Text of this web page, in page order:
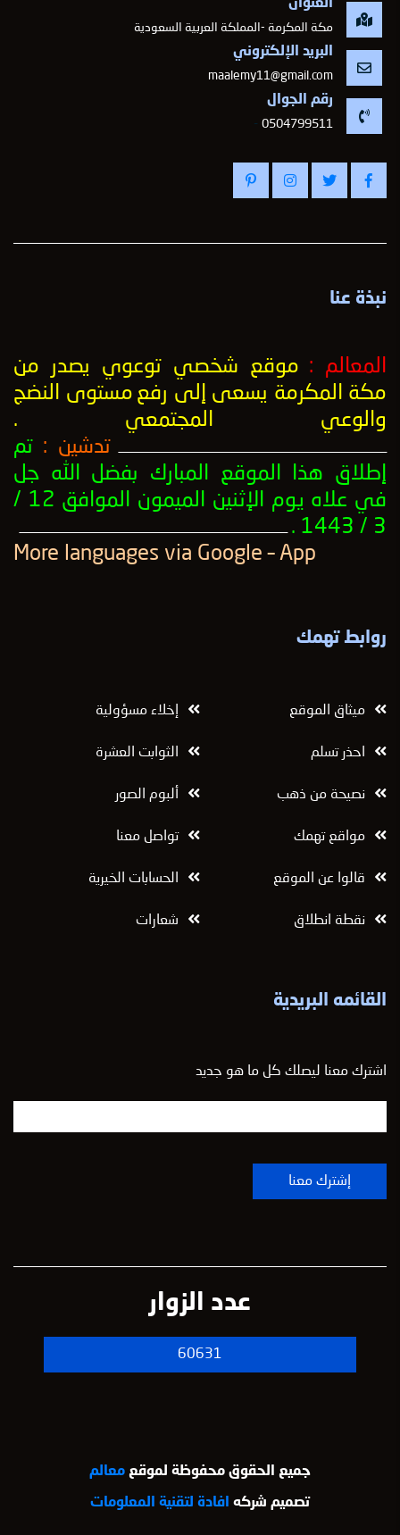
العنوان
مكة المكرمة -المملكة العربية السعودية
البريد الإلكتروني
maalemy11@gmail.com
رقم الجوال
0504799511
-
نبذة عنا
المعالم : موقع شخصي توعوي يصدر من
مكة المكرمة يسعى إلى رفع مستوى النضج
والوعي المجتمعي .
ــــــــــــــــــــــــــــــــــــــــــــــــــــــــــــــــــــــــــــــــــــــــــــــــــــ تدشين : تم
إطلاق هذا الموقع المبارك بفضل الله جل
في علاه يوم الإثنين الميمون الموافق 12 /
3 / 1443 .
ــــــــــــــــــــــــــــــــــــــــــــــــــــــــــــــــــــــــــــــــــــــــــــــــــــ
روابط تهمك
ميثاق الموقع إخلاء مسؤولية
احذر تسلم الثوابت العشرة
نصيحة من ذهب ألبوم الصور
مواقع تهمك تواصل معنا
قالوا عن الموقع الحسابات الخيرية
نقطة انطلاق شعارات
القائمه البريدية
اشترك معنا ليصلك كل ما هو جديد
عدد الزوار
60631
جميع الحقوق محفوظة لموقع معالم
تصميم شركه افادة لتقنية المعلومات